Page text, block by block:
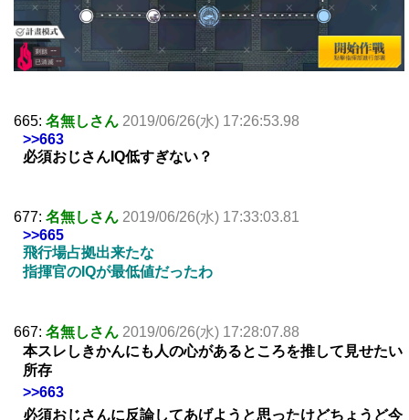
665: 名無しさん 2019/06/26(水) 17:26:53.98
>>663
必須おじさんIQ低すぎない？
677: 名無しさん 2019/06/26(水) 17:33:03.81
>>665
飛行場占拠出来たな
指揮官のIQが最低値だったわ
667: 名無しさん 2019/06/26(水) 17:28:07.88
本スレしきかんにも人の心があるところを推して見せたい
所存
>>663
必須おじさんに反論してあげようと思ったけどちょうど今